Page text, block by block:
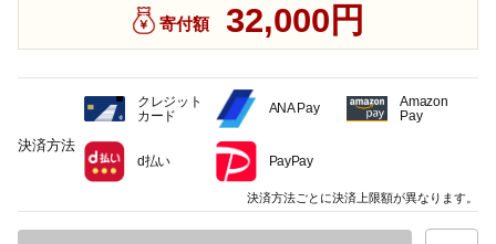
寄付額 32,000円
決済方法
クレジット
カード
ANA Pay
Amazon
Pay
d払い PayPay
決済方法ごとに決済上限額が異なります。